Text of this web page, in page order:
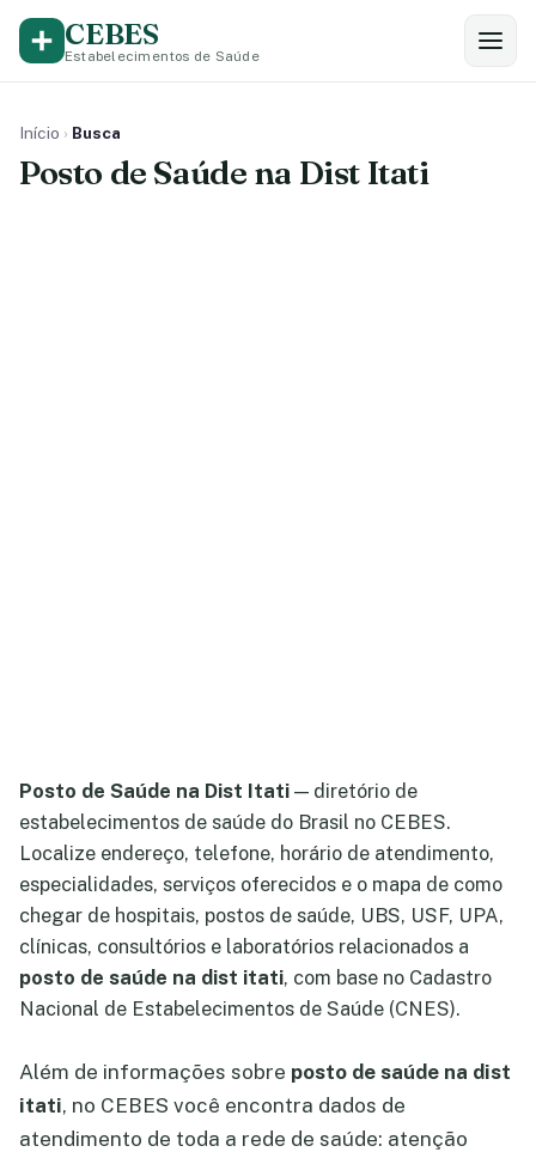
CEBES
Estabelecimentos de Saúde
Início › Busca
Posto de Saúde na Dist Itati
Posto de Saúde na Dist Itati — diretório de
estabelecimentos de saúde do Brasil no CEBES.
Localize endereço, telefone, horário de atendimento,
especialidades, serviços oferecidos e o mapa de como
chegar de hospitais, postos de saúde, UBS, USF, UPA,
clínicas, consultórios e laboratórios relacionados a
posto de saúde na dist itati, com base no Cadastro
Nacional de Estabelecimentos de Saúde (CNES).
Além de informações sobre posto de saúde na dist
itati, no CEBES você encontra dados de
atendimento de toda a rede de saúde: atenção